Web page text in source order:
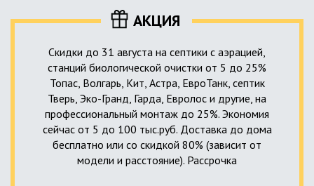
АКЦИЯ
Скидки до 31 августа на септики с аэрацией,
станций биологической очистки от 5 до 25%
Топас, Волгарь, Кит, Астра, ЕвроТанк, септик
Тверь, Эко-Гранд, Гарда, Евролос и другие, на
профессиональный монтаж до 25%. Экономия
сейчас от 5 до 100 тыс.руб. Доставка до дома
бесплатно или со скидкой 80% (зависит от
модели и расстояние). Рассрочка